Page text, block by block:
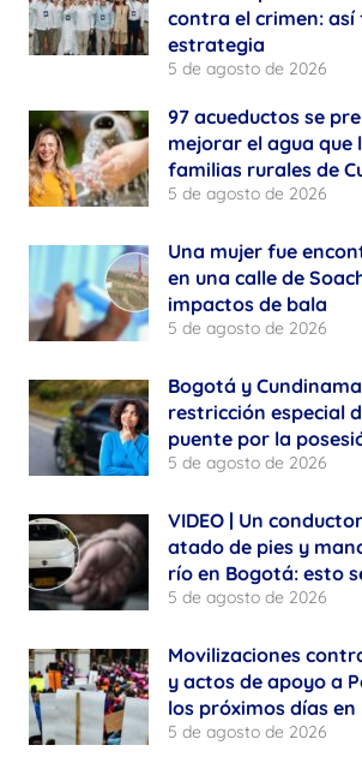
contra el crimen:
estrategia
5 de agosto de 2026
97 acueductos se
mejorar el agua que
familias rurales de
5 de agosto de 2026
Una mujer fue
en una calle de
impactos de bala
5 de agosto de 2026
Bogotá y
restricción especial
puente por la
5 de agosto de 2026
VIDEO | Un
atado de pies y
río en Bogotá: esto
5 de agosto de 2026
Movilizaciones
y actos de apoyo a
los próximos días
5 de agosto de 2026